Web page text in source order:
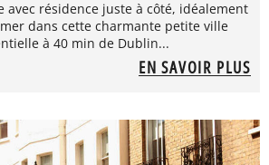
avec résidence juste à côté, idéalement
dans cette charmante petite ville
à 40 min de Dublin...
EN SAVOIR PLUS